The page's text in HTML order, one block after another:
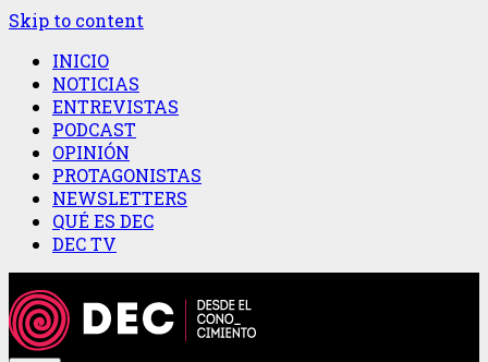
Skip to content
INICIO
NOTICIAS
ENTREVISTAS
PODCAST
OPINIÓN
PROTAGONISTAS
NEWSLETTERS
QUÉ ES DEC
DEC TV